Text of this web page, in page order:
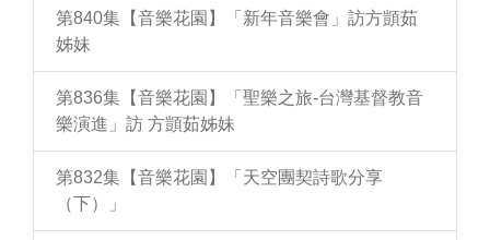
第840集【音樂花園】「新年音樂會」訪方顗茹
姊妹
第836集【音樂花園】「聖樂之旅-台灣基督教音
樂演進」訪 方顗茹姊妹
第832集【音樂花園】「天空團契詩歌分享
（下）」